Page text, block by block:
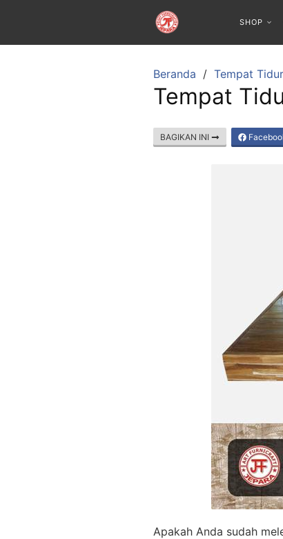
SHOP
Beranda Tempat
Tempat
BAGIKAN INI
Apakah Anda sudah